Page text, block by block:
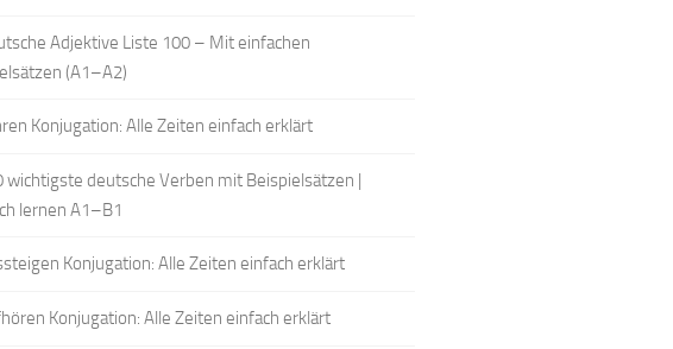
Adjektive Liste 100 – Mit einfachen
(A1–A2)
Konjugation: Alle Zeiten einfach erklärt
wichtigste deutsche Verben mit Beispielsätzen |
lernen A1–B1
Konjugation: Alle Zeiten einfach erklärt
Konjugation: Alle Zeiten einfach erklärt